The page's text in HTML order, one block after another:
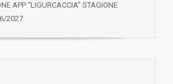
APP “LIGURCACCIA” STAGIONE
2027